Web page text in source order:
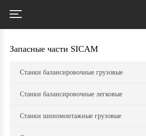
Запасные части SICAM
Станки балансировочные грузовые
Станки балансировочные легковые
Станки шиномонтажные грузовые